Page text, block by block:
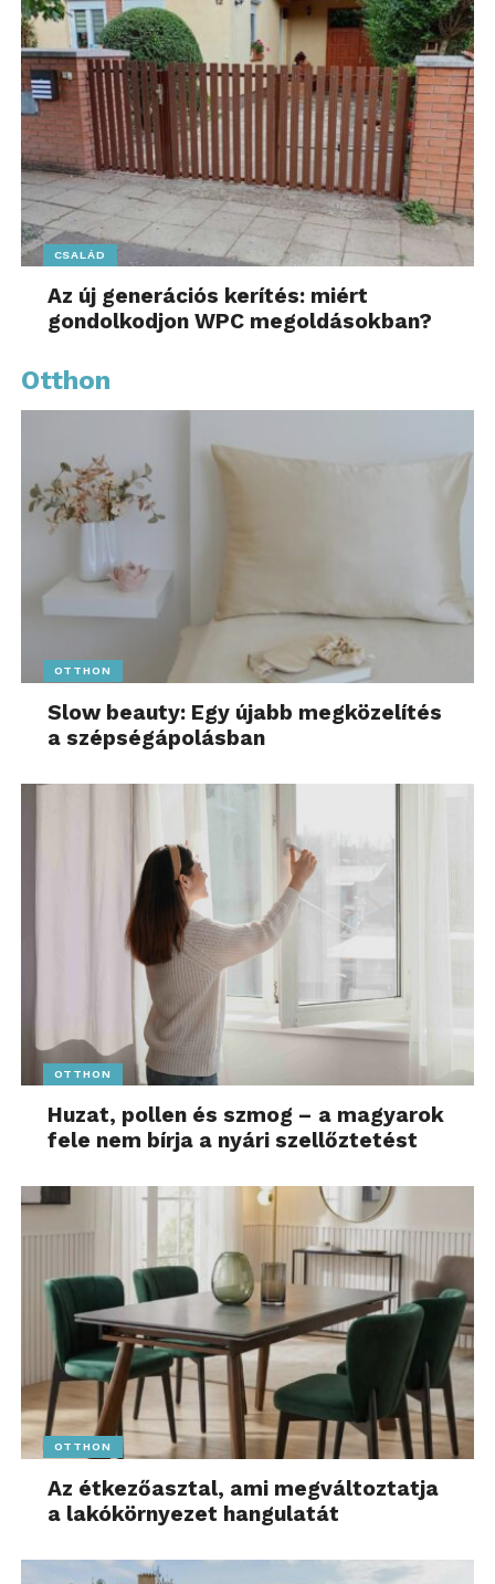
CSALÁD
Az új generációs kerítés: miért
gondolkodjon WPC megoldásokban?
Otthon
OTTHON
Slow beauty: Egy újabb megközelítés
a szépségápolásban
OTTHON
Huzat, pollen és szmog – a magyarok
fele nem bírja a nyári szellőztetést
OTTHON
Az étkezőasztal, ami megváltoztatja
a lakókörnyezet hangulatát